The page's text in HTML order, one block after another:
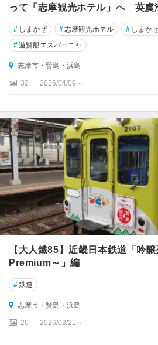
って「志摩観光ホテル」へ 英虞
# しまかぜ #志摩観光ホテル # しまか
#遊覧船エスパーニャ
志摩市・賢島・浜島
32 2026/04/09～
【大人鐡85】近畿日本鉄道「吟
Premium～」編
#鉄道
志摩市・賢島・浜島
20 2026/03/21～